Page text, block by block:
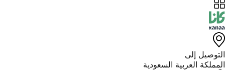
التوصيل إلى
المملكة العربية السعودية